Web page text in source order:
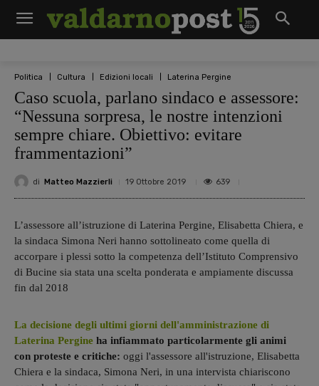
Politica Cultura Edizioni locali Laterina Pergine
Caso scuola, parlano sindaco e assessore:
“Nessuna sorpresa, le nostre intenzioni
sempre chiare. Obiettivo: evitare
frammentazioni”
di Matteo Mazzierli 19 Ottobre 2019 639
L’assessore all’istruzione di Laterina Pergine, Elisabetta Chiera, e
la sindaca Simona Neri hanno sottolineato come quella di
accorpare i plessi sotto la competenza dell’Istituto Comprensivo
di Bucine sia stata una scelta ponderata e ampiamente discussa
fin dal 2018
La decisione degli ultimi giorni dell'amministrazione di
Laterina Pergine ha infiammato particolarmente gli animi
con proteste e critiche: oggi l'assessore all'istruzione, Elisabetta
Chiera e la sindaca, Simona Neri, in una intervista chiariscono